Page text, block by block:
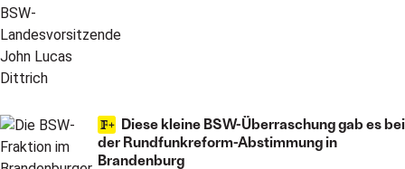
Diese kleine BSW-Überraschung gab es bei
der Rundfunkreform-Abstimmung in
Brandenburg